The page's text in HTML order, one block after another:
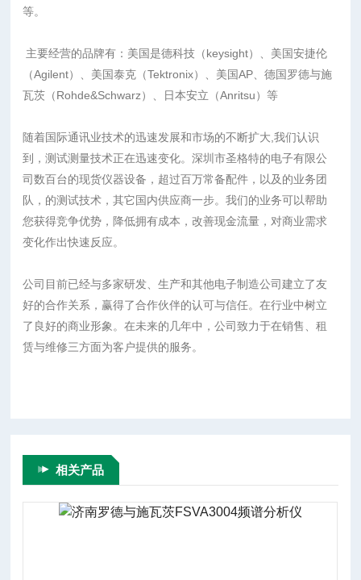
等。
主要经营的品牌有：美国是德科技（keysight）、美国安捷伦
（Agilent）、美国泰克（Tektronix）、美国AP、德国罗德与施
瓦茨（Rohde&Schwarz）、日本安立（Anritsu）等
随着国际通讯业技术的迅速发展和市场的不断扩大,我们认识
到，测试测量技术正在迅速变化。深圳市圣格特的电子有限公
司数百台的现货仪器设备，超过百万常备配件，以及的业务团
队，的测试技术，其它国内供应商一步。我们的业务可以帮助
您获得竞争优势，降低拥有成本，改善现金流量，对商业需求
变化作出快速反应。
公司目前已经与多家研发、生产和其他电子制造公司建立了友
好的合作关系，赢得了合作伙伴的认可与信任。在行业中树立
了良好的商业形象。在未来的几年中，公司致力于在销售、租
赁与维修三方面为客户提供的服务。
相关产品